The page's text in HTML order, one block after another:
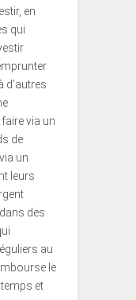
en
qui
d’autres
via un
de
un
leurs
des
au
le
et